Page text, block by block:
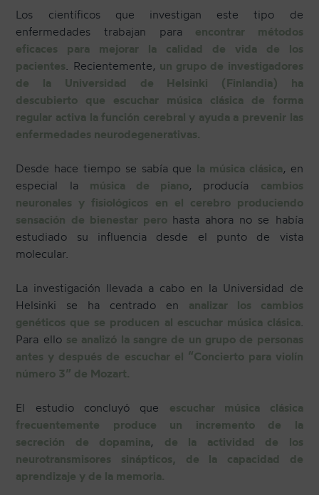
Los científicos que investigan este tipo de
enfermedades trabajan para encontrar métodos
eficaces para mejorar la calidad de vida de los
pacientes . Recientemente, un grupo de investigadores
de la Universidad de Helsinki (Finlandia) ha
descubierto que escuchar música clásica de forma
regular activa la función cerebral y ayuda a prevenir las
enfermedades neurodegenerativas.
Desde hace tiempo se sabía que la música clásica, en
especial la música de piano, producía cambios
neuronales y fisiológicos en el cerebro produciendo
sensación de bienestar pero hasta ahora no se había
estudiado su influencia desde el punto de vista
molecular.
La investigación llevada a cabo en la Universidad de
Helsinki se ha centrado en analizar los cambios
genéticos que se producen al escuchar música clásica
Para ello se analizó la sangre de un grupo de personas
antes y después de escuchar el “Concierto para violín
número 3” de Mozart.
El estudio concluyó que escuchar música clásica
frecuentemente produce un incremento de la
secreción de dopamina, de la actividad de los
neurotransmisores sinápticos, de la capacidad de
aprendizaje y de la memoria.